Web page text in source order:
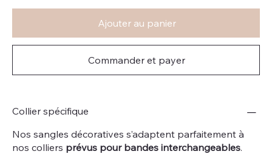
Ajouter au panier
Commander et payer
Collier spécifique
Nos sangles décoratives s’adaptent parfaitement à
nos colliers prévus pour bandes interchangeables.